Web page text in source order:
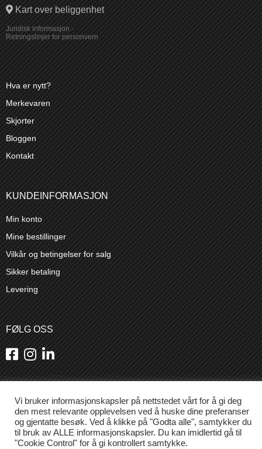
Kart over beliggenhet
Juridisk informasjon-
Retningslinjer for personvern
Hva er nytt?
Merkevaren
Skjorter
Bloggen
Kontakt
KUNDEINFORMASJON
Min konto
Mine bestillinger
Vilkår og betingelser for salg
Sikker betaling
Levering
FØLG OSS
Design & produksjon netao - Alle rettigheter forbeholdt
Vi bruker informasjonskapsler på nettstedet vårt for å gi deg
den mest relevante opplevelsen ved å huske dine preferanser
og gjentatte besøk. Ved å klikke på "Godta alle", samtykker du
til bruk av ALLE informasjonskapsler. Du kan imidlertid gå til
"Cookie Control" for å gi kontrollert samtykke.